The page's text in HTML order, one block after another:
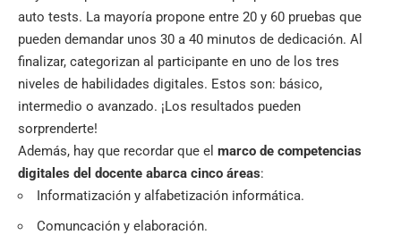
auto tests. La mayoría propone entre 20 y 60 pruebas que
pueden demandar unos 30 a 40 minutos de dedicación. Al
finalizar, categorizan al participante en uno de los tres
niveles de habilidades digitales. Estos son: básico,
intermedio o avanzado. ¡Los resultados pueden
sorprenderte!
Además, hay que recordar que el marco de competencias
digitales del docente abarca cinco áreas:
Informatización y alfabetización informática.
Comuncación y elaboración.